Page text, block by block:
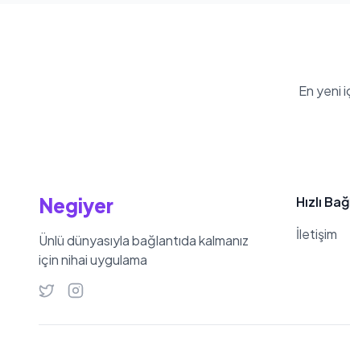
En yeni
Negiyer
Ünlü dünyasıyla bağlantıda kalmanız
için nihai uygulama
Hızlı
İletişim